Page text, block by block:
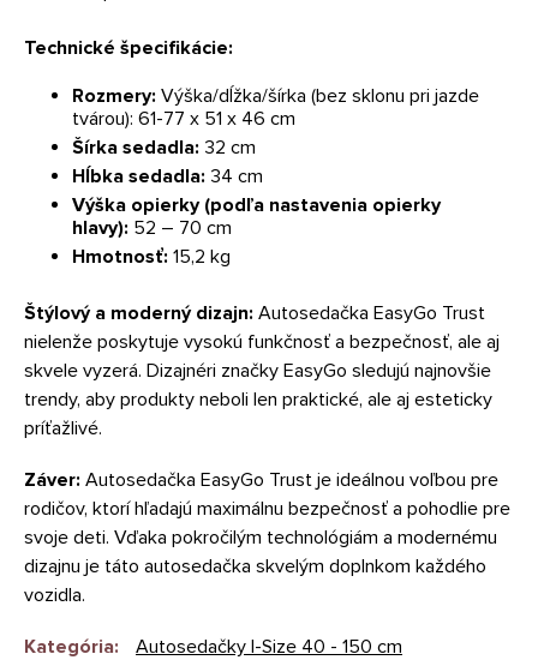
Technické špecifikácie:
Rozmery: Výška/dĺžka/šírka (bez sklonu pri jazde
tvárou): 61-77 x 51 x 46 cm
Šírka sedadla: 32 cm
Hĺbka sedadla: 34 cm
Výška opierky (podľa nastavenia opierky
hlavy): 52 – 70 cm
Hmotnosť: 15,2 kg
Štýlový a moderný dizajn: Autosedačka EasyGo Trust
nielenže poskytuje vysokú funkčnosť a bezpečnosť, ale aj
skvele vyzerá. Dizajnéri značky EasyGo sledujú najnovšie
trendy, aby produkty neboli len praktické, ale aj esteticky
príťažlivé.
Záver: Autosedačka EasyGo Trust je ideálnou voľbou pre
rodičov, ktorí hľadajú maximálnu bezpečnosť a pohodlie pre
svoje deti. Vďaka pokročilým technológiám a modernému
dizajnu je táto autosedačka skvelým doplnkom každého
vozidla.
Kategória:
Autosedačky I-Size 40 - 150 cm